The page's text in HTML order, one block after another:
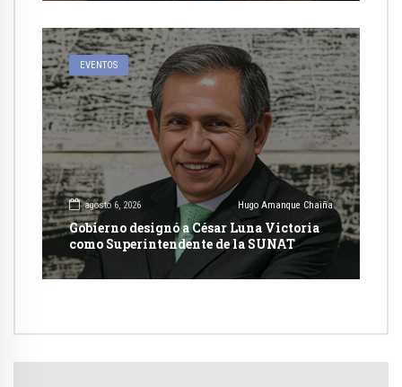
EVENTOS
agosto 6, 2026 Hugo Amanque Chaiña
Gobierno designó a César Luna Victoria
como Superintendente de la SUNAT